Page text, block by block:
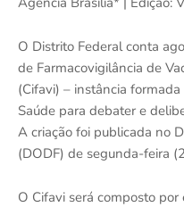
O Distrito Federal conta
de Farmacovigilância de
(Cifavi) – instância
Saúde para debater e
A criação foi publicada no
(DODF) de segunda-feira
O Cifavi será composto